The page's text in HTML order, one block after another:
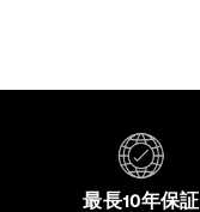
最長10年保証